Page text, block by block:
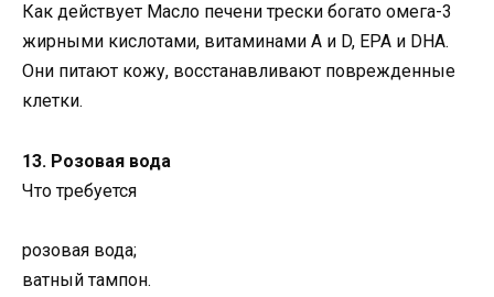
Как действует Масло печени трески богато омега-3
жирными кислотами, витаминами A и D, EPA и DHA.
Они питают кожу, восстанавливают поврежденные
клетки.
13. Розовая вода
Что требуется
розовая вода;
ватный тампон.